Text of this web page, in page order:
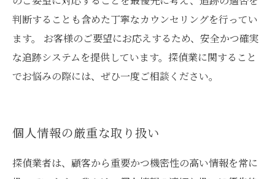
判断することも含めた丁寧なカウンセリングを行ってい
ます。 お客様のご要望にお応えするため、安全かつ確実
な追跡システムを提供しています。探偵業に関すること
でお悩みの際には、ぜひ一度ご相談ください。
個人情報の厳重な取り扱い
探偵業者は、顧客から重要かつ機密性の高い情報を常に